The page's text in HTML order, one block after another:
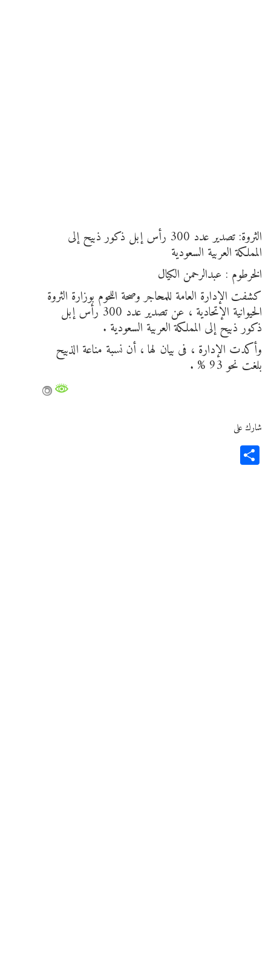
الثروة: تصدير عدد 300 رأس إبل ذكور ذبيح إلى
المملكة العربية السعودية
الخرطوم : عبدالرحمن الكيال
كشفت الإدارة العامة للمحاجر وصحة اللحوم بوزارة الثروة
الحيوانية الإتحادية ، عن تصدير عدد 300 رأس إبل
ذكور ذبيح إلى المملكة العربية السعودية .
وأكدت الإدارة ، فى بيان لها ، أن نسبة مناعة الذبيح
بلغت نحو 93 % .
شارك على